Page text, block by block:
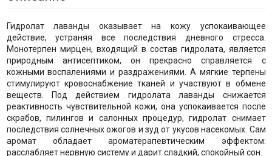
Гидролат лаванды оказывает на кожу успокаивающее
действие, устраняя все последствия дневного стресса.
Монотерпен мирцен, входящий в состав гидролата, является
природным антисептиком, он прекрасно справляется с
кожными воспалениями и раздражениями. А мягкие терпены
стимулируют кровоснабжение тканей и участвуют в обмене
веществ. Под действием гидролата лаванды снижается
реактивность чувствительной кожи, она успокаивается после
скрабов, пилингов и салонных процедур, гидролат снимает
последствия солнечных ожогов и зуд от укусов насекомых. Сам
аромат обладает ароматерапевтическим эффектом:
расслабляет нервную систему и дарит сладкий, спокойный сон.